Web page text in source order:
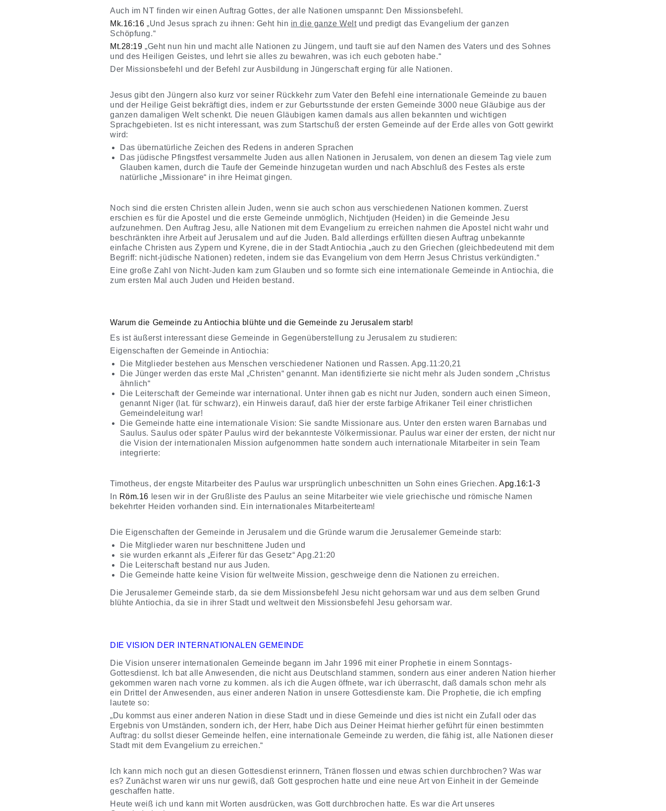
Auch im NT finden wir einen Auftrag Gottes, der alle Nationen umspannt: Den Missionsbefehl.
Mk.16:16 „Und Jesus sprach zu ihnen: Geht hin in die ganze Weltund predigt das Evangelium der ganzen
Schöpfung.“
Mt.28:19„Geht nun hin und macht alle Nationen zu Jüngern, und tauft sie auf den Namen des Vaters und des Sohnes
und des Heiligen Geistes, und lehrt sie alles zu bewahren, was ich euch geboten habe.“
Der Missionsbefehl und der Befehl zur Ausbildung in Jüngerschaft erging für alle Nationen.
Jesus gibt den Jüngern also kurz vor seiner Rückkehr zum Vater den Befehl eine internationale Gemeinde zu bauen
und der Heilige Geist bekräftigt dies, indem er zur Geburtsstunde der ersten Gemeinde 3000 neue Gläubige aus der
ganzen damaligen Welt schenkt. Die neuen Gläubigen kamen damals aus allen bekannten und wichtigen
Sprachgebieten. Ist es nicht interessant, was zum Startschuß der ersten Gemeinde auf der Erde alles von Gott gewirkt
wird:
Das übernatürliche Zeichen des Redens in anderen Sprachen
Das jüdische Pfingstfest versammelte Juden aus allen Nationen in Jerusalem, von denen an diesem Tag viele zum
Glauben kamen, durch die Taufe der Gemeinde hinzugetan wurden und nach Abschluß des Festes als erste
natürliche „Missionare“ in ihre Heimat gingen.
Noch sind die ersten Christen allein Juden, wenn sie auch schon aus verschiedenen Nationen kommen. Zuerst
erschien es für die Apostel und die erste Gemeinde unmöglich, Nichtjuden (Heiden) in die Gemeinde Jesu
aufzunehmen. Den Auftrag Jesu, alle Nationen mit dem Evangelium zu erreichen nahmen die Apostel nicht wahr und
beschränkten ihre Arbeit auf Jerusalem und auf die Juden. Bald allerdings erfüllten diesen Auftrag unbekannte
einfache Christen aus Zypern und Kyrene, die in der Stadt Antiochia „auch zu den Griechen (gleichbedeutend mit dem
Begriff: nicht-jüdische Nationen) redeten, indem sie das Evangelium von dem Herrn Jesus Christus verkündigten.“
Eine große Zahl von Nicht-Juden kam zum Glauben und so formte sich eine internationale Gemeinde in Antiochia, die
zum ersten Mal auch Juden und Heiden bestand.
Warum die Gemeinde zu Antiochia blühte und die Gemeinde zu Jerusalem starb!
Es ist äußerst interessant diese Gemeinde in Gegenüberstellung zu Jerusalem zu studieren:
Eigenschaften der Gemeinde in Antiochia:
Die Mitglieder bestehen aus Menschen verschiedener Nationen und Rassen. Apg.11:20,21
Die Jünger werden das erste Mal „Christen“ genannt. Man identifizierte sie nicht mehr als Juden sondern „Christus
ähnlich“
Die Leiterschaft der Gemeinde war international. Unter ihnen gab es nicht nur Juden, sondern auch einen Simeon,
genannt Niger (lat. für schwarz), ein Hinweis darauf, daß hier der erste farbige Afrikaner Teil einer christlichen
Gemeindeleitung war!
Die Gemeinde hatte eine internationale Vision: Sie sandte Missionare aus. Unter den ersten waren Barnabas und
Saulus. Saulus oder später Paulus wird der bekannteste Völkermissionar. Paulus war einer der ersten, der nicht nur
die Vision der internationalen Mission aufgenommen hatte sondern auch internationale Mitarbeiter in sein Team
integrierte:
Timotheus, der engste Mitarbeiter des Paulus war ursprünglich unbeschnitten un Sohn eines Griechen. Apg.16:1-3
In Röm.16 lesen wir in der Grußliste des Paulus an seine Mitarbeiter wie viele griechische und römische Namen
bekehrter Heiden vorhanden sind. Ein internationales Mitarbeiterteam!
Die Eigenschaften der Gemeinde in Jerusalem und die Gründe warum die Jerusalemer Gemeinde starb:
Die Mitglieder waren nur beschnittene Juden und
sie wurden erkannt als „Eiferer für das Gesetz“ Apg.21:20
Die Leiterschaft bestand nur aus Juden.
Die Gemeinde hatte keine Vision für weltweite Mission, geschweige denn die Nationen zu erreichen.
Die Jerusalemer Gemeinde starb, da sie dem Missionsbefehl Jesu nicht gehorsam war und aus dem selben Grund
blühte Antiochia, da sie in ihrer Stadt und weltweit den Missionsbefehl Jesu gehorsam war.
DIE VISION DER INTERNATIONALEN GEMEINDE
Die Vision unserer internationalen Gemeinde begann im Jahr 1996 mit einer Prophetie in einem Sonntags-
Gottesdienst. Ich bat alle Anwesenden, die nicht aus Deutschland stammen, sondern aus einer anderen Nation hierher
gekommen waren nach vorne zu kommen. als ich die Augen öffnete, war ich überrascht, daß damals schon mehr als
ein Drittel der Anwesenden, aus einer anderen Nation in unsere Gottesdienste kam. Die Prophetie, die ich empfing
lautete so:
„Du kommst aus einer anderen Nation in diese Stadt und in diese Gemeinde und dies ist nicht ein Zufall oder das
Ergebnis von Umständen, sondern ich, der Herr, habe Dich aus Deiner Heimat hierher geführt für einen bestimmten
Auftrag: du sollst dieser Gemeinde helfen, eine internationale Gemeinde zu werden, die fähig ist, alle Nationen dieser
Stadt mit dem Evangelium zu erreichen.“
Ich kann mich noch gut an diesen Gottesdienst erinnern, Tränen flossen und etwas schien durchbrochen? Was war
es? Zunächst waren wir uns nur gewiß, daß Gott gesprochen hatte und eine neue Art von Einheit in der Gemeinde
geschaffen hatte.
Heute weiß ich und kann mit Worten ausdrücken, was Gott durchbrochen hatte. Es war die Art unseres